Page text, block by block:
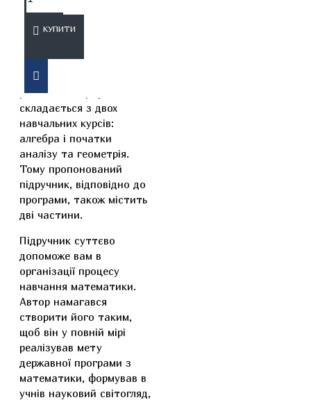
КУПИТИ
ОПИС
Програма з математики
рівня стандарту
складається з двох
навчальних курсів:
алгебра і початки
аналізу та геометрія.
Тому пропонований
підручник, відповідно до
програми, також містить
дві частини.
Підручник суттєво
допоможе вам в
організації процесу
навчання математики.
Автор намагався
створити його таким,
щоб він у повній мірі
реалізував мету
державної програми з
математики, формував в
учнів науковий світогляд,